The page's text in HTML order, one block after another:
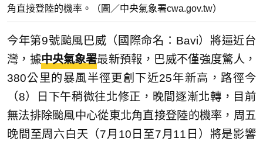
角直接登陸的機率。（圖／中央氣象署cwa.gov.tw）
今年第9號颱風巴威（國際命名：Bavi）將逼近台
灣，據中央氣象署最新預報，巴威不僅強度驚人，
380公里的暴風半徑更創下近25年新高，路徑今
（8）日下午稍微往北修正，晚間逐漸北轉，目前
無法排除颱風中心從東北角直接登陸的機率，周五
晚間至周六白天（7月10日至7月11日）將是影響